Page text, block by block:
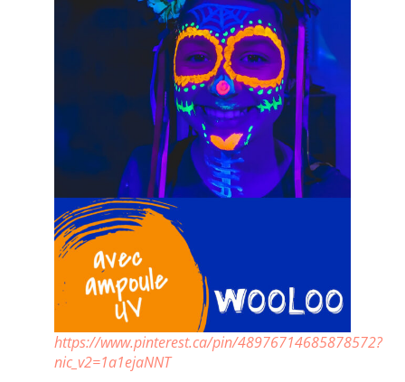
https://www.pinterest.ca/pin/48976714685878572?
nic_v2=1a1ejaNNT